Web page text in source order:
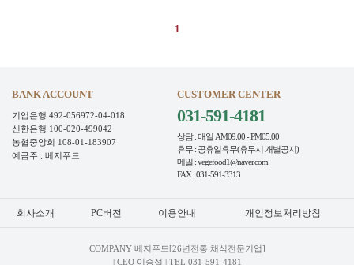
1
BANK ACCOUNT
기업은행 492-056972-04-018
신한은행 100-020-499042
농협중앙회 108-01-183907
예금주 : 베지푸드
CUSTOMER CENTER
031-591-4181
상담 : 매일 AM09:00 - PM05:00
휴무 : 공휴일휴무(휴무시 개별공지)
메일 : vegefood1@naver.com
FAX : 031-591-3313
회사소개 PC버전 이용안내 개인정보처리방침
COMPANY 베지푸드[26년전통 채식전문기업]
| CEO 이승섭 | TEL 031-591-4181